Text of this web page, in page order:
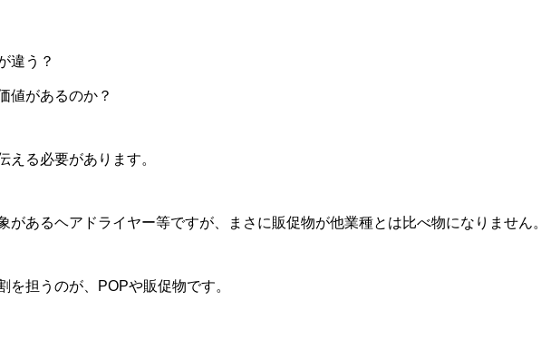
違う？
値があるのか？
える必要があります。
があるヘアドライヤー等ですが、まさに販促物が他業種とは比べ物になりません。
を担うのが、POPや販促物です。